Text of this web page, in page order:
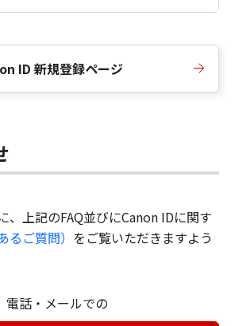
ID 新規登録ページ
、上記のFAQ並びにCanon IDに関す
るご質問） をご覧いただきますよう
電話・メールでの